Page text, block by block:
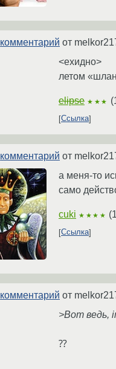
комментарий от
<ехидно>
летом
elipse ★★★ (
Ссылка
комментарий от
а меня-то
само
cuki ★★★★ (
Ссылка
комментарий от
>Вот ведь,
⁇